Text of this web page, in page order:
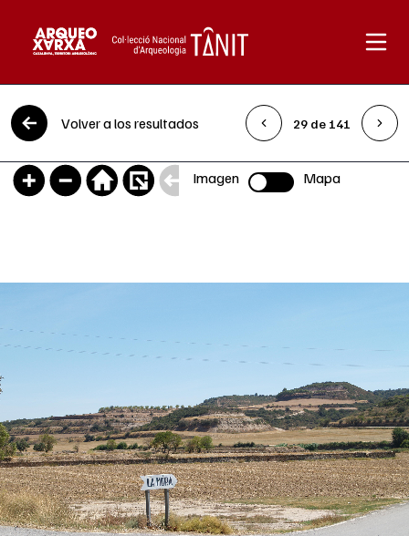
Saltar al contenido
Volver a los resultados 29 de 141
Imagen Selector Mapa